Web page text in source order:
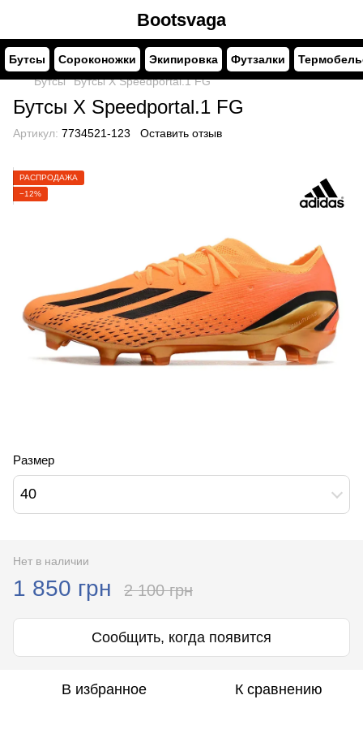
Bootsvaga
Бутсы Сороконожки Экипировка Футзалки
Бутсы
Бутсы X Speedportal.1 FG
Бутсы X Speedportal.1 FG
Артикул: 7734521-123 Оставить отзыв
РАСПРОДАЖА
−12%
Размер
40
Нет в наличии
1 850 грн 2 100 грн
Сообщить, когда появится
В избранное К сравнению